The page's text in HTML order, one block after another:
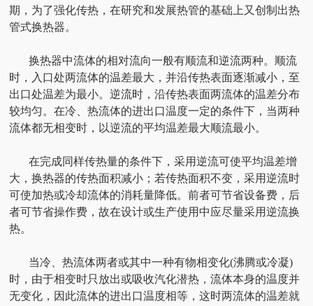
期，为了强化传热，在研究和发展热管的基础上又创制出热
管式换热器。
换热器中流体的相对流向一般有顺流和逆流两种。顺流
时，入口处两流体的温差最大，并沿传热表面逐渐减小，至
出口处温差为最小。逆流时，沿传热表面两流体的温差分布
较均匀。在冷、热流体的进出口温度一定的条件下，当两种
流体都无相变时，以逆流的平均温差最大顺流最小。
在完成同样传热量的条件下，采用逆流可使平均温差增
大，换热器的传热面积减小；若传热面积不变，采用逆流时
可使加热或冷却流体的消耗量降低。前者可节省设备费，后
者可节省操作费，故在设计或生产使用中应尽量采用逆流换
热。
当冷、热流体两者或其中一种有物相变化(沸腾或冷凝)
时，由于相变时只放出或吸收汽化潜热，流体本身的温度并
无变化，因此流体的进出口温度相等，这时两流体的温差就